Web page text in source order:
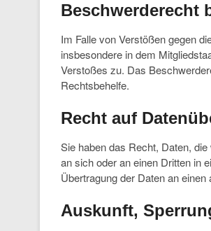
Beschwerderecht
Im Falle von Verstößen gegen
insbesondere in dem
Verstoßes zu. Das
Rechtsbehelfe.
Recht auf
Sie haben das Recht, Daten,
an sich oder an einen Dritten in
Übertragung der Daten an
Auskunft,